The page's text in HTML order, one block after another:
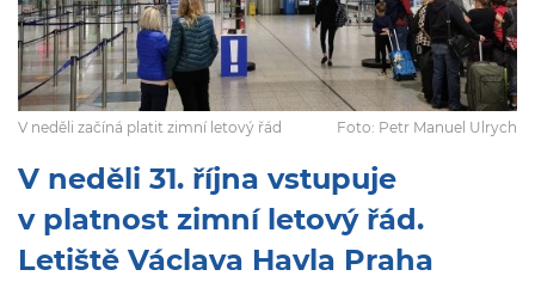
V neděli začíná platit zimní letový řád Foto: Petr Manuel Ulrych
V neděli 31. října vstupuje
v platnost zimní letový řád.
Letiště Václava Havla Praha